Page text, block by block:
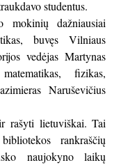
studentus.
mokinių dažniausiai
buvęs Vilniaus
vedėjas Martynas
fizikas,
Naruševičius
rašyti lietuviškai. Tai
rankraščių
naujokyno laikų